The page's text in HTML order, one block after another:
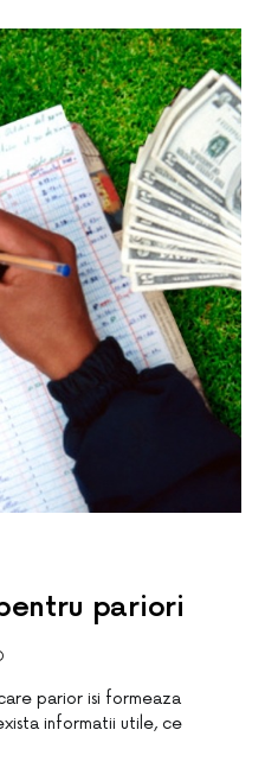
pariori
parior isi formeaza
informatii utile, ce